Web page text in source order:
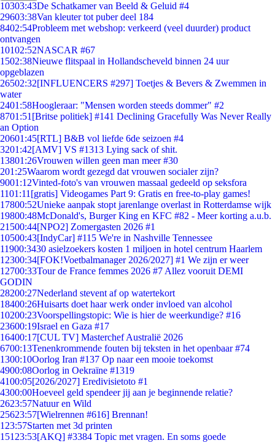
10303:43De Schatkamer van Beeld & Geluid #4
29603:38Van kleuter tot puber deel 184
8402:54Probleem met webshop: verkeerd (veel duurder) product
ontvangen
10102:52NASCAR #67
1502:38Nieuwe flitspaal in Hollandscheveld binnen 24 uur
opgeblazen
26502:32[INFLUENCERS #297] Toetjes & Bevers & Zwemmen in
water
2401:58Hoogleraar: "Mensen worden steeds dommer" #2
8701:51 [Britse politiek] #141 Declining Gracefully Was Never Really
an Option
20601:45[RTL] B&B vol liefde 6de seizoen #4
3201:42[AMV] VS #1313 Lying sack of shit.
13801:26Vrouwen willen geen man meer #30
201:25Waarom wordt gezegd dat vrouwen socialer zijn?
9001:12Vinted-foto's van vrouwen massaal gedeeld op seksfora
1101:11 [gratis] Videogames Part 9: Gratis en free-to-play games!
17800:52Unieke aanpak stopt jarenlange overlast in Rotterdamse wijk
19800:48McDonald's, Burger King en KFC #82 - Meer korting a.u.b.
21500:44[NPO2] Zomergasten 2026 #1
10500:43[IndyCar] #115 We're in Nashville Tennessee
11900:3430 asielzoekers kosten 1 miljoen in hotel centrum Haarlem
12300:34[FOK!Voetbalmanager 2026/2027] #1 We zijn er weer
12700:33Tour de France femmes 2026 #7 Allez vooruit DEMI
GODIN
28200:27Nederland stevent af op watertekort
18400:26Huisarts doet haar werk onder invloed van alcohol
10200:23Voorspellingstopic: Wie is hier de weerkundige? #16
23600:19Israel en Gaza #17
16400:17[CUL TV] Masterchef Australië 2026
6700:13Tenenkrommende fouten bij teksten in het openbaar #74
1300:10Oorlog Iran #137 Op naar een mooie toekomst
4900:08Oorlog in Oekraïne #1319
4100:05[2026/2027] Eredivisietoto #1
4300:00Hoeveel geld spendeer jij aan je beginnende relatie?
2623:57Natuur en Wild
25623:57[Wielrennen #616] Brennan!
1 23:57Starten met 3d printen
151 23:53[AKQ] #3384 Topic met vragen. En soms goede